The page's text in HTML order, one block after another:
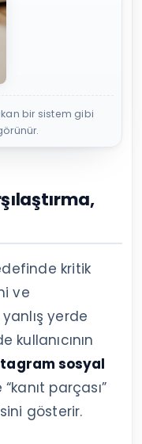
bir sistem gibi
kritik
ve
yanlış yerde
kullanıcının
sosyal
parçası”
gösterir.